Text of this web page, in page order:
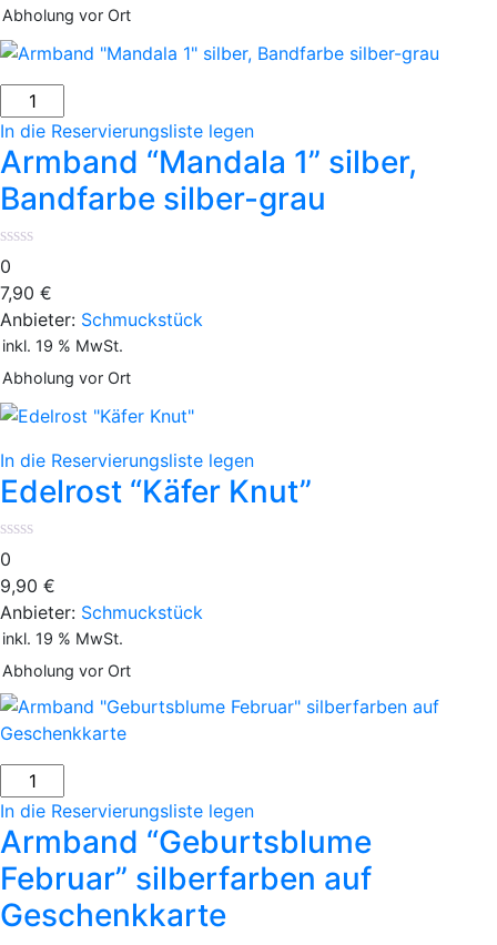
Abholung vor Ort
In die Reservierungsliste legen
Armband “Mandala 1” silber,
Bandfarbe silber-grau
0
7,90 €
Anbieter: Schmuckstück
inkl. 19 % MwSt.
Abholung vor Ort
In die Reservierungsliste legen
Edelrost “Käfer Knut”
0
9,90 €
Anbieter: Schmuckstück
inkl. 19 % MwSt.
Abholung vor Ort
In die Reservierungsliste legen
Armband “Geburtsblume
Februar” silberfarben auf
Geschenkkarte